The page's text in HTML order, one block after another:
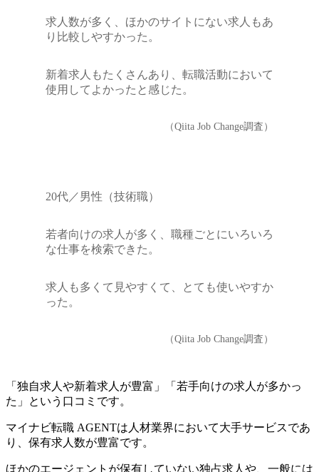
求人数が多く、ほかのサイトにない求人もあ
り比較しやすかった。
新着求人もたくさんあり、転職活動において
使用してよかったと感じた。
（Qiita Job Change調査）
20代／男性（技術職）
若者向けの求人が多く、職種ごとにいろいろ
な仕事を検索できた。
求人も多くて見やすくて、とても使いやすか
った。
（Qiita Job Change調査）
「独自求人や新着求人が豊富」「若手向けの求人が多かっ
た」という口コミです。
マイナビ転職 AGENTは人材業界において大手サービスであ
り、保有求人数が豊富です。
ほかのエージェントが保有していない独占求人や、一般には